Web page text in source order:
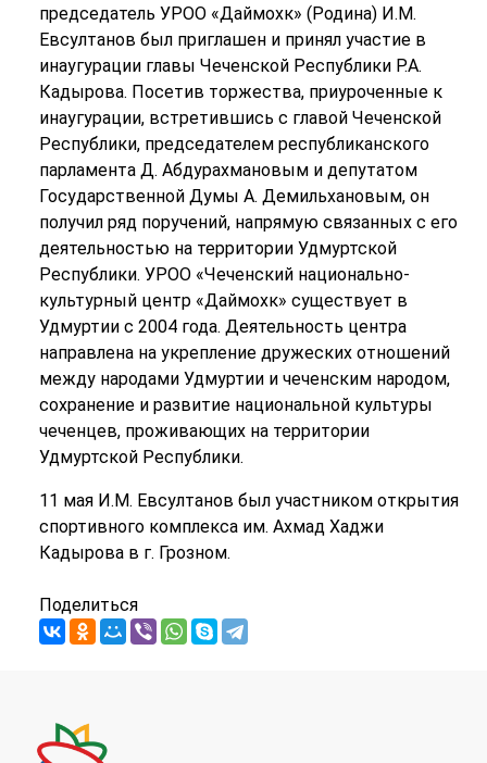
председатель УРОО «Даймохк» (Родина) И.М.
Евсултанов был приглашен и принял участие в
инаугурации главы Чеченской Республики Р.А.
Кадырова. Посетив торжества, приуроченные к
инаугурации, встретившись с главой Чеченской
Республики, председателем республиканского
парламента Д. Абдурахмановым и депутатом
Государственной Думы А. Демильхановым, он
получил ряд поручений, напрямую связанных с его
деятельностью на территории Удмуртской
Республики. УРОО «Чеченский национально-
культурный центр «Даймохк» существует в
Удмуртии с 2004 года. Деятельность центра
направлена на укрепление дружеских отношений
между народами Удмуртии и чеченским народом,
сохранение и развитие национальной культуры
чеченцев, проживающих на территории
Удмуртской Республики.
11 мая И.М. Евсултанов был участником открытия
спортивного комплекса им. Ахмад Хаджи
Кадырова в г. Грозном.
Поделиться